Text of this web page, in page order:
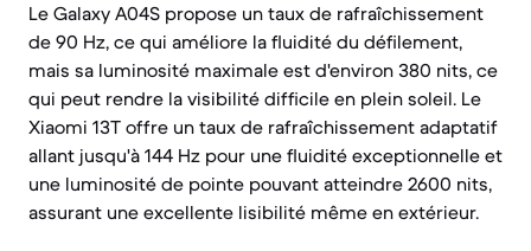
Le Galaxy A04S propose un taux de rafraîchissement
de 90 Hz, ce qui améliore la fluidité du défilement,
mais sa luminosité maximale est d'environ 380 nits, ce
qui peut rendre la visibilité difficile en plein soleil. Le
Xiaomi 13T offre un taux de rafraîchissement adaptatif
allant jusqu'à 144 Hz pour une fluidité exceptionnelle et
une luminosité de pointe pouvant atteindre 2600 nits,
assurant une excellente lisibilité même en extérieur.